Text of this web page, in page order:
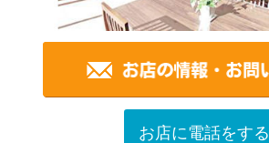
お店に電話をする